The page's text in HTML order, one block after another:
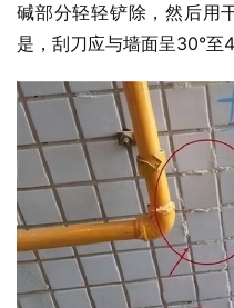
碱部分轻轻铲除，然后用
是，刮刀应与墙面呈30°至